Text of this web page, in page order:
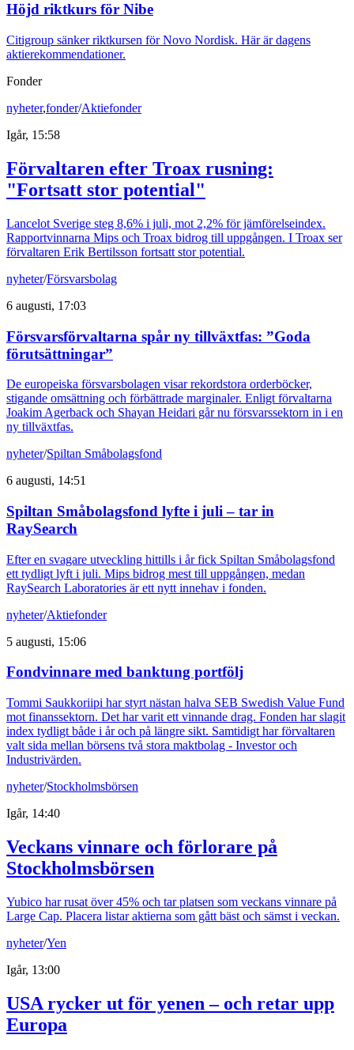
Höjd riktkurs för Nibe
Citigroup sänker riktkursen för Novo Nordisk. Här är dagens
aktierekommendationer.
Fonder
nyheter,fonder/Aktiefonder
Igår, 15:58
Förvaltaren efter Troax rusning:
"Fortsatt stor potential"
Lancelot Sverige steg 8,6% i juli, mot 2,2% för jämförelseindex.
Rapportvinnarna Mips och Troax bidrog till uppgången. I Troax ser
förvaltaren Erik Bertilsson fortsatt stor potential.
nyheter/Försvarsbolag
6 augusti, 17:03
Försvarsförvaltarna spår ny tillväxtfas: ”Goda
förutsättningar”
De europeiska försvarsbolagen visar rekordstora orderböcker,
stigande omsättning och förbättrade marginaler. Enligt förvaltarna
Joakim Agerback och Shayan Heidari går nu försvarssektorn in i en
ny tillväxtfas.
nyheter/Spiltan Småbolagsfond
6 augusti, 14:51
Spiltan Småbolagsfond lyfte i juli – tar in
RaySearch
Efter en svagare utveckling hittills i år fick Spiltan Småbolagsfond
ett tydligt lyft i juli. Mips bidrog mest till uppgången, medan
RaySearch Laboratories är ett nytt innehav i fonden.
nyheter/Aktiefonder
5 augusti, 15:06
Fondvinnare med banktung portfölj
Tommi Saukkoriipi har styrt nästan halva SEB Swedish Value Fund
mot finanssektorn. Det har varit ett vinnande drag. Fonden har slagit
index tydligt både i år och på längre sikt. Samtidigt har förvaltaren
valt sida mellan börsens två stora maktbolag - Investor och
Industrivärden.
nyheter/Stockholmsbörsen
Igår, 14:40
Veckans vinnare och förlorare på
Stockholmsbörsen
Yubico har rusat över 45% och tar platsen som veckans vinnare på
Large Cap. Placera listar aktierna som gått bäst och sämst i veckan.
nyheter/Yen
Igår, 13:00
USA rycker ut för yenen – och retar upp
Europa